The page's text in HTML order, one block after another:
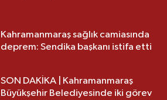
Kahramanmaraş sağlık camiasında
deprem: Sendika başkanı istifa etti
SON DAKİKA | Kahramanmaraş
Büyükşehir Belediyesinde iki görev